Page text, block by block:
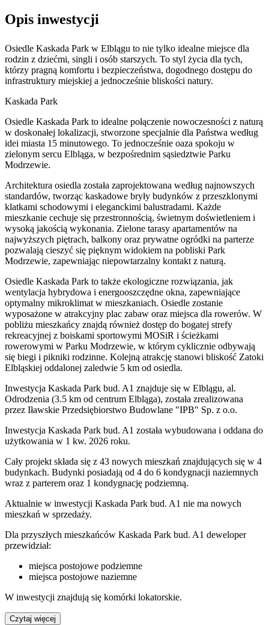
Opis inwestycji
Osiedle Kaskada Park w Elblągu to nie tylko idealne miejsce dla
rodzin z dziećmi, singli i osób starszych. To styl życia dla tych,
którzy pragną komfortu i bezpieczeństwa, dogodnego dostępu do
infrastruktury miejskiej a jednocześnie bliskości natury.
Kaskada Park
Osiedle Kaskada Park to idealne połączenie nowoczesności z naturą
w doskonałej lokalizacji, stworzone specjalnie dla Państwa według
idei miasta 15 minutowego. To jednocześnie oaza spokoju w
zielonym sercu Elbląga, w bezpośrednim sąsiedztwie Parku
Modrzewie.
Architektura osiedla została zaprojektowana według najnowszych
standardów, tworząc kaskadowe bryły budynków z przeszklonymi
klatkami schodowymi i eleganckimi balustradami. Każde
mieszkanie cechuje się przestronnością, świetnym doświetleniem i
wysoką jakością wykonania. Zielone tarasy apartamentów na
najwyższych piętrach, balkony oraz prywatne ogródki na parterze
pozwalają cieszyć się pięknym widokiem na pobliski Park
Modrzewie, zapewniając niepowtarzalny kontakt z naturą.
Osiedle Kaskada Park to także ekologiczne rozwiązania, jak
wentylacja hybrydowa i energooszczędne okna, zapewniające
optymalny mikroklimat w mieszkaniach. Osiedle zostanie
wyposażone w atrakcyjny plac zabaw oraz miejsca dla rowerów. W
pobliżu mieszkańcy znajdą również dostęp do bogatej strefy
rekreacyjnej z boiskami sportowymi MOSiR i ścieżkami
rowerowymi w Parku Modrzewie, w którym cyklicznie odbywają
się biegi i pikniki rodzinne. Kolejną atrakcję stanowi bliskość Zatoki
Elbląskiej oddalonej zaledwie 5 km od osiedla.
Inwestycja Kaskada Park bud. A1 znajduje się w Elblągu, al.
Odrodzenia (3.5 km od centrum Elbląga), została zrealizowana
przez Iławskie Przedsiębiorstwo Budowlane "IPB" Sp. z o.o.
Inwestycja Kaskada Park bud. A1 została wybudowana i oddana do
użytkowania w 1 kw. 2026 roku.
Cały projekt składa się z 43 nowych mieszkań znajdujących się w 4
budynkach. Budynki posiadają od 4 do 6 kondygnacji naziemnych
wraz z parterem oraz 1 kondygnację podziemną.
Aktualnie w inwestycji Kaskada Park bud. A1 nie ma nowych
mieszkań w sprzedaży.
Dla przyszłych mieszkańców Kaskada Park bud. A1 deweloper
przewidział:
miejsca postojowe podziemne
miejsca postojowe naziemne
W inwestycji znajdują się komórki lokatorskie.
Czytaj więcej